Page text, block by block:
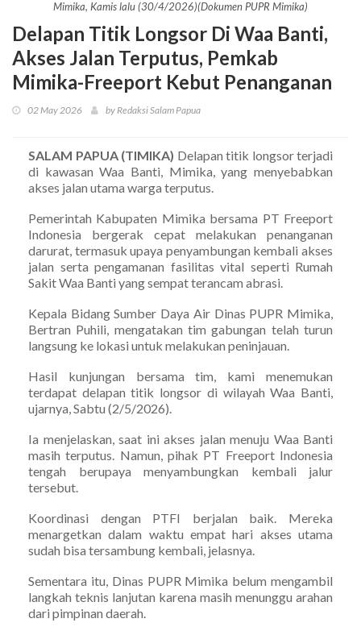
Mimika, Kamis lalu (30/4/2026)(Dokumen PUPR Mimika)
Delapan Titik Longsor Di Waa Banti,
Akses Jalan Terputus, Pemkab
Mimika-Freeport Kebut Penanganan
02 May 2026 by Redaksi Salam Papua
SALAM PAPUA (TIMIKA) Delapan titik longsor terjadi
di kawasan Waa Banti, Mimika, yang menyebabkan
akses jalan utama warga terputus.
Pemerintah Kabupaten Mimika bersama PT Freeport
Indonesia bergerak cepat melakukan penanganan
darurat, termasuk upaya penyambungan kembali akses
jalan serta pengamanan fasilitas vital seperti Rumah
Sakit Waa Banti yang sempat terancam abrasi.
Kepala Bidang Sumber Daya Air Dinas PUPR Mimika,
Bertran Puhili, mengatakan tim gabungan telah turun
langsung ke lokasi untuk melakukan peninjauan.
Hasil kunjungan bersama tim, kami menemukan
terdapat delapan titik longsor di wilayah Waa Banti,
ujarnya, Sabtu (2/5/2026).
Ia menjelaskan, saat ini akses jalan menuju Waa Banti
masih terputus. Namun, pihak PT Freeport Indonesia
tengah berupaya menyambungkan kembali jalur
tersebut.
Koordinasi dengan PTFI berjalan baik. Mereka
menargetkan dalam waktu empat hari akses utama
sudah bisa tersambung kembali, jelasnya.
Sementara itu, Dinas PUPR Mimika belum mengambil
langkah teknis lanjutan karena masih menunggu arahan
dari pimpinan daerah.